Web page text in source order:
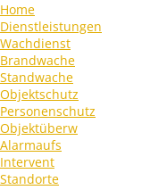
Home
Dienstleistungen
Wachdienst
Brandwache
Standwache
Objektschutz
Personenschutz
Objektüberw
Alarmaufs
Intervent
Standorte